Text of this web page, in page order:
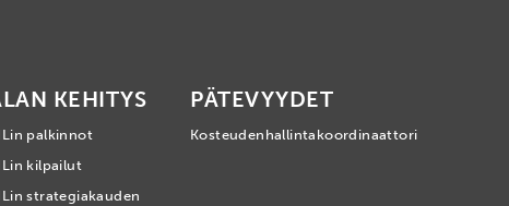
KEHITYS
palkinnot
kilpailut
strategiakauden
PÄTEVYYDET
Kosteudenhallintakoordinaattori